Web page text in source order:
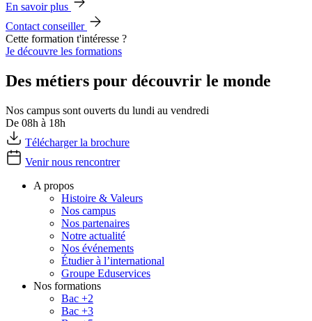
En savoir plus
Contact conseiller
Cette formation t'intéresse ?
Je découvre les formations
Des métiers pour découvrir le monde
Nos campus sont ouverts du lundi au vendredi
De 08h à 18h
Télécharger la brochure
Venir nous rencontrer
A propos
Histoire & Valeurs
Nos campus
Nos partenaires
Notre actualité
Nos événements
Étudier à l’international
Groupe Eduservices
Nos formations
Bac +2
Bac +3